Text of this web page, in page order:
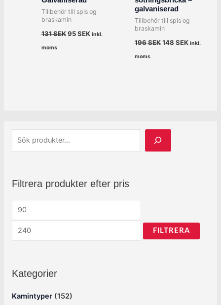
Filtrera produkter efter pris
FILTRERA
Kategorier
Kamintyper (152)
Tillbehör till spis og
braskamin
131SEK 95SEK inkl.
moms
galvaniserad
Tillbehör till spis og
braskamin
196SEK148SEK inkl.
moms